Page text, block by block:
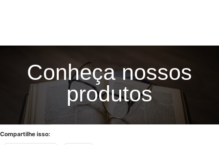
Conheça nossos
produtos
ALIMENTE SUA ALMA
LEIA UM LIVRO
Compartilhe isso: